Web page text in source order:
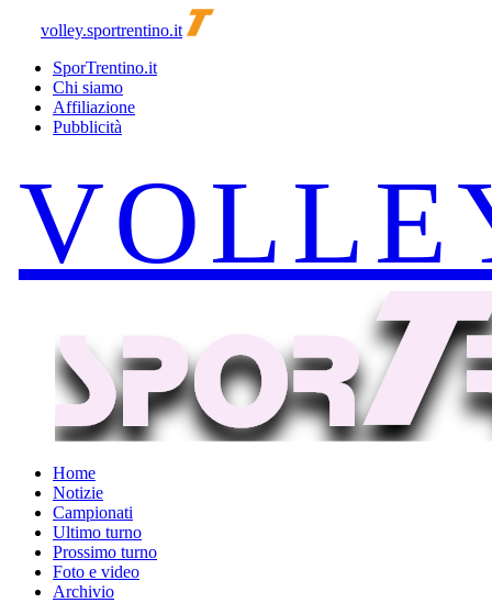
volley.sportrentino.it
SporTrentino.it
Chi siamo
Affiliazione
Pubblicità
Home
Notizie
Campionati
Ultimo turno
Prossimo turno
Foto e video
Archivio